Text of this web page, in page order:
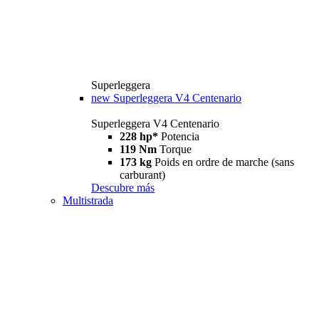
Superleggera
new Superleggera V4 Centenario
Superleggera V4 Centenario
228 hp* Potencia
119 Nm Torque
173 kg Poids en ordre de marche (sans
carburant)
Descubre más
Multistrada